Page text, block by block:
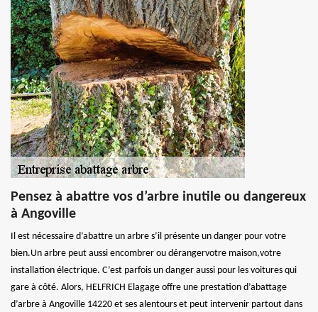
Pensez à abattre vos d’arbre inutile ou dangereux
à Angoville
Il est nécessaire d’abattre un arbre s’il présente un danger pour votre
bien.Un arbre peut aussi encombrer ou dérangervotre maison,votre
installation électrique. C’est parfois un danger aussi pour les voitures qui
gare à côté. Alors, HELFRICH Elagage offre une prestation d’abattage
d’arbre à Angoville 14220 et ses alentours et peut intervenir partout dans